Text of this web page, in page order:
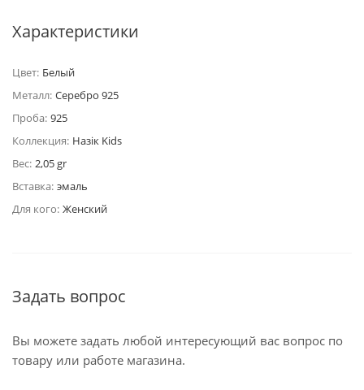
Характеристики
Цвет: Белый
Металл: Серебро 925
Проба: 925
Коллекция: Назiк Kids
Вес: 2,05 gr
Вставка: эмаль
Для кого: Женский
Задать вопрос
Вы можете задать любой интересующий вас вопрос по
товару или работе магазина.